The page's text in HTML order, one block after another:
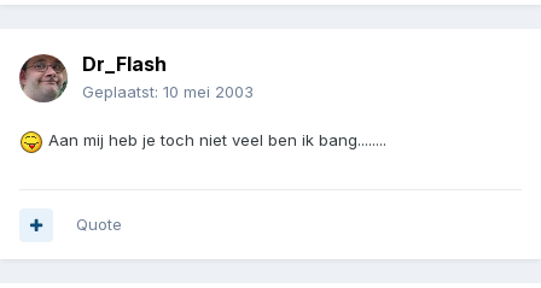
Dr_Flash
Geplaatst: 10 mei 2003
Aan mij heb je toch niet veel ben ik bang........
Quote